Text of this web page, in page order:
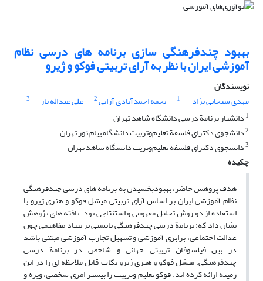
بهبود چندفرهنگی سازی برنامه های درسی نظام
آموزشی ایران با نظر به آرای تربیتی فوکو و ژیرو
نویسندگان
مهدی سبحانی نژاد
1 نجمه احمدآبادی آرانی2 علی عبداله یار
3
1 دانشیار برنامة درسی دانشگاه شاهد تهران
2دانشجوی دکترای فلسفة تعلیم‌وتربیت دانشگاه پیام نور تهران
3دانشجوی دکترای فلسفة تعلیم‌وتریت دانشگاه شاهد تهران
چکیده
هدف پژوهش حاضر، بهبودبخشیدن به برنامه های درسی چندفرهنگی
نظام آموزشی ایران بر اساس آرای تربیتی میشل فوکو و هنری ژیرو با
استفاده از دو روش تحلیل مفهومی و استنتاجی بود. یافته های پژوهش
نشان داد که: برنامة درسی چندفرهنگی بایستی بر بنیاد مفاهیمی چون
عدالت اجتماعی، برابری آموزشی و تسهیل تجارب آموزشی مبتنی باشد
در بین فیلسوفان تربیتی جهانی و شاخص در برنامة درسی
چندفرهنگی، میشل فوکو و هنری ژیرو نکات قابل ملاحظه ای را در این
زمینه ارائه کرده اند. فوکو تعلیم وتربیت را بیشتر امری شخصی، ویژه و